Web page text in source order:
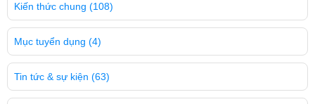
Kiến thức chung (108)
Mục tuyển dụng (4)
Tin tức & sự kiện (63)